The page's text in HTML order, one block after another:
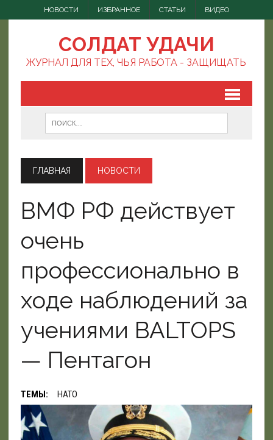
НОВОСТИ ИЗБРАННОЕ СТАТЬИ ВИДЕО
СОЛДАТ УДАЧИ
ЖУРНАЛ ДЛЯ ТЕХ, ЧЬЯ РАБОТА - ЗАЩИЩАТЬ
ГЛАВНАЯ НОВОСТИ
ВМФ РФ действует
очень
профессионально в
ходе наблюдений за
учениями BALTOPS
— Пентагон
ТЕМЫ: НАТО